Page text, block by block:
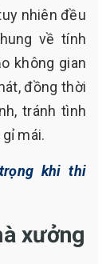
nhiên đều
về tính
không gian
đồng thời
tránh tình
mái.
khi thi
xưởng